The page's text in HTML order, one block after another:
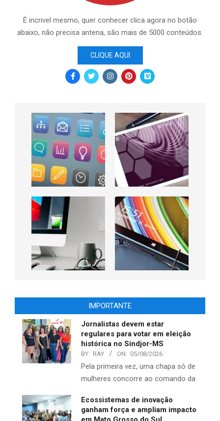
É incrivel mesmo, quer conhecer clica agora no botão
abaixo, não precisa antena, são mais de 5000 conteúdos.
CLIQUE AQUI
IMPORTANTE
Jornalistas devem estar
regulares para votar em eleição
histórica no Sindjor-MS
BY: RAY ON: 05/08/2026
Pela primeira vez, uma chapa só de
mulheres concorre ao comando da
Ecossistemas de inovação
ganham força e ampliam impacto